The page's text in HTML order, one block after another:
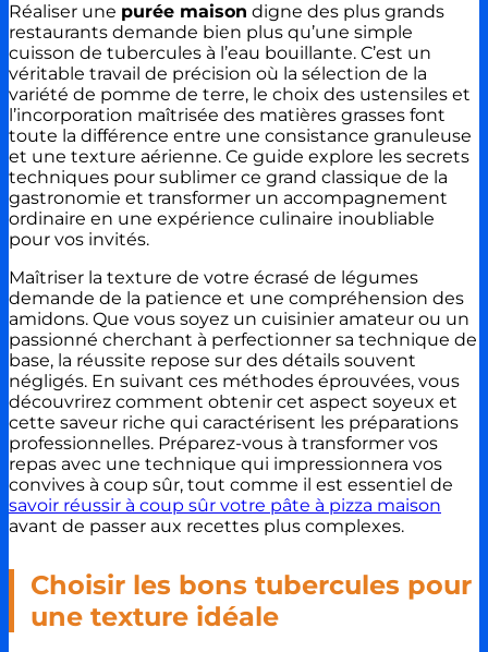
Réaliser une purée maison digne des plus grands
restaurants demande bien plus qu’une simple
cuisson de tubercules à l’eau bouillante. C’est un
véritable travail de précision où la sélection de la
variété de pomme de terre, le choix des ustensiles et
l’incorporation maîtrisée des matières grasses font
toute la différence entre une consistance granuleuse
et une texture aérienne. Ce guide explore les secrets
techniques pour sublimer ce grand classique de la
gastronomie et transformer un accompagnement
ordinaire en une expérience culinaire inoubliable
pour vos invités.
Maîtriser la texture de votre écrasé de légumes
demande de la patience et une compréhension des
amidons. Que vous soyez un cuisinier amateur ou un
passionné cherchant à perfectionner sa technique de
base, la réussite repose sur des détails souvent
négligés. En suivant ces méthodes éprouvées, vous
découvrirez comment obtenir cet aspect soyeux et
cette saveur riche qui caractérisent les préparations
professionnelles. Préparez-vous à transformer vos
repas avec une technique qui impressionnera vos
convives à coup sûr, tout comme il est essentiel de
savoir réussir à coup sûr votre pâte à pizza maison
avant de passer aux recettes plus complexes.
Choisir les bons tubercules pour
une texture idéale